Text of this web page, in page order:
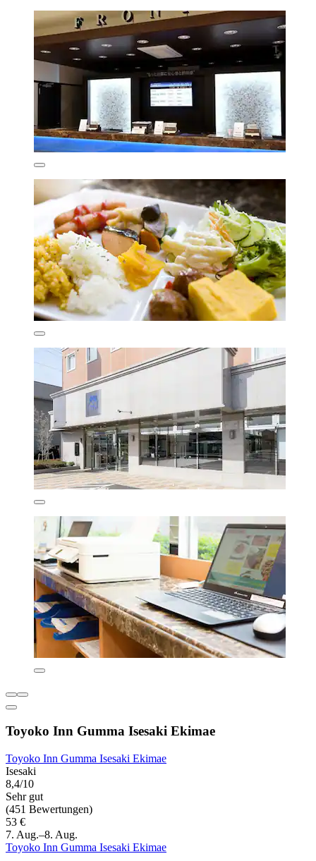
Toyoko Inn Gumma Isesaki Ekimae
Toyoko Inn Gumma Isesaki Ekimae
Isesaki
8,4/10
Sehr gut
(451 Bewertungen)
53 €
7. Aug.–8. Aug.
Toyoko Inn Gumma Isesaki Ekimae